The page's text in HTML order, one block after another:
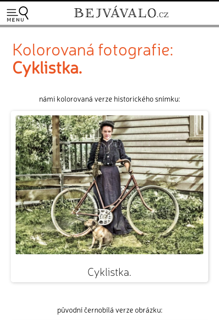
Kolorovaná fotografie:
Cyklistka.
námi kolorovaná verze historického snímku:
Cyklistka.
původní černobílá verze obrázku: